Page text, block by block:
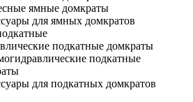
ямные домкраты
для ямных домкратов
подкатные домкраты
подкатные
для подкатных домкратов